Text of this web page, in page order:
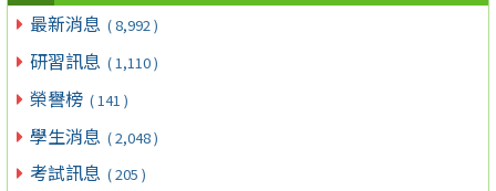
最新消息 ( 8,992 )
研習訊息 ( 1,110 )
榮譽榜 ( 141 )
學生消息 ( 2,048 )
考試訊息 ( 205 )